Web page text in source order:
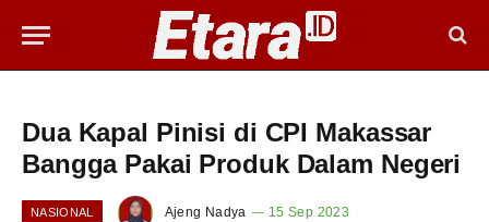
Dua Kapal Pinisi di CPI Makassar
Bangga Pakai Produk Dalam Negeri
NASIONAL Ajeng Nadya 15 Sep 2023